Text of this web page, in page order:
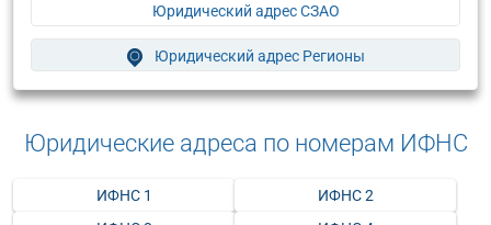
Юридический адрес СЗАО
Юридический адрес Регионы
Юридические адреса по номерам ИФНС
ИФНС 1
ИФНС 2